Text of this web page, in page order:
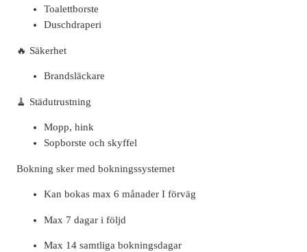
Toalettborste
Duschdraperi
🔥 Säkerhet
Brandsläckare
🧹 Städutrustning
Mopp, hink
Sopborste och skyffel
Bokning sker med bokningssystemet
Kan bokas max 6 månader I förväg
Max 7 dagar i följd
Max 14 samtliga bokningsdagar